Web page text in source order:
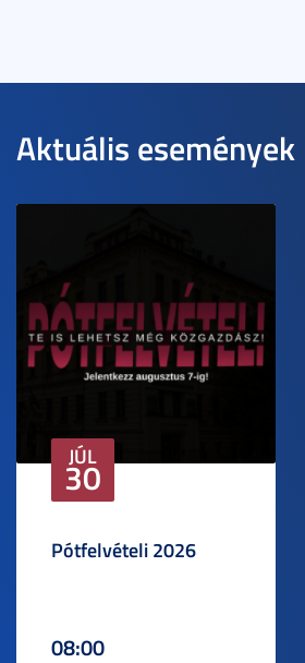
Aktuális események
JÚL
30
Pótfelvételi 2026
08:00